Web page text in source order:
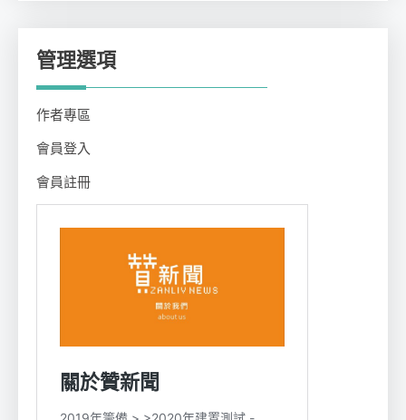
管理選項
作者專區
會員登入
會員註冊